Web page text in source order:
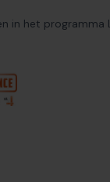
in het programma